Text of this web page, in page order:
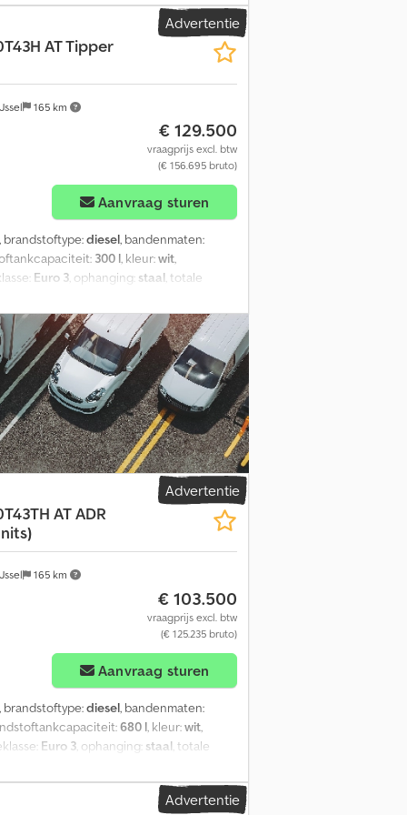
= Technische gegevens Aantal
automatisch Asconfiguratie Bandenmaat:
Vooras: Stuurbaar Gewichten Ledig
kg
Advertentie
165 km
AT Tipper
€ 129.500
vraagprijs excl. btw
(€ 156.695 bruto)
Aanvraag sturen
, brandstoftype:diesel, bandenmaten:
300 l, kleur:wit,
Euro 3, ophanging: staal, totale
= Brandstoftank: 300 liter.
HB450, dikte 8 mm. Zijwanden in
voor de cabine, doorlopend
Reservewielhouder met
informatie Aantal cilinders: 6
Asconfiguratie
Bladvering Vooras 1: Bestuurbaar
kg Toelaatbaar totaal gewicht: 41.000
Advertentie
165 km
AT ADR
€ 103.500
vraagprijs excl. btw
(€ 125.235 bruto)
Aanvraag sturen
, brandstoftype:diesel, bandenmaten:
680 l , kleur:wit
Euro 3 , ophanging: staal , totale
informatie = Dsdpfx Amszrmbie
Type versnellingsbak: TX-16M,
Advertentie